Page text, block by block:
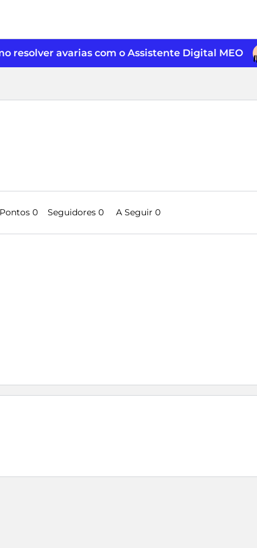
resolver avarias com o Assistente Digital MEO
Pontos 0 Seguidores 0 A Seguir 0